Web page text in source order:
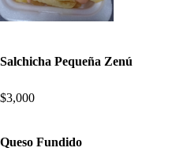
Salchicha Pequeña Zenú
$3,000
Queso Fundido